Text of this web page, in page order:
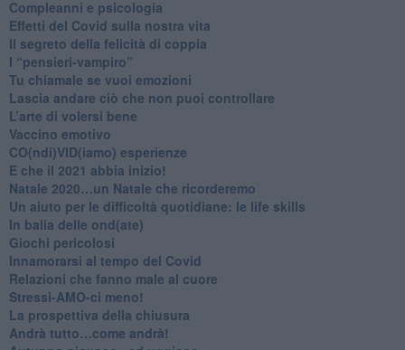
​Compleanni e psicologia
Effetti del Covid sulla nostra vita
Il segreto della felicità di coppia
​I “pensieri-vampiro”
​Tu chiamale se vuoi emozioni
​Lascia andare ciò che non puoi controllare
L’arte di volersi bene
​Vaccino emotivo
CO(ndi)VID(iamo) esperienze
​E che il 2021 abbia inizio!
​Natale 2020…un Natale che ricorderemo
Un aiuto per le difficoltà quotidiane: le life skills
​In balia delle ond(ate)
Giochi pericolosi
Innamorarsi al tempo del Covid
​Relazioni che fanno male al cuore
​Stressi-AMO-ci meno!
​La prospettiva della chiusura
​Andrà tutto…come andrà!